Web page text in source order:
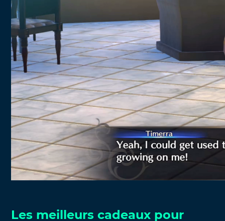
Les meilleurs cadeaux pour